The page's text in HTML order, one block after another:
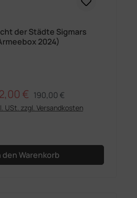
der Städte Sigmars
2024)
€ Regulärer Preis:
190,00 €
USt. zzgl. Versandkosten
Gib den
den Warenkorb